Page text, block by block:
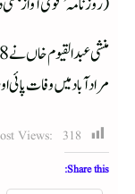
مرادآباد میں وفات
Views: 318
Share this: